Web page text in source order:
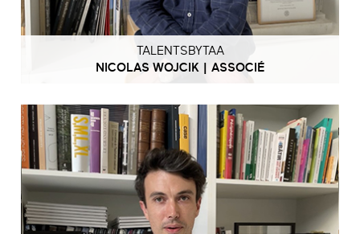
TALENTSBYTAA
NICOLAS WOJCIK | ASSOCIÉ